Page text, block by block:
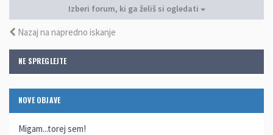
NE SPREGLEJTE
NOVE OBJAVE
Migam...torej sem!
Izberi forum, ki ga želiš si ogledati
Nazaj na napredno iskanje